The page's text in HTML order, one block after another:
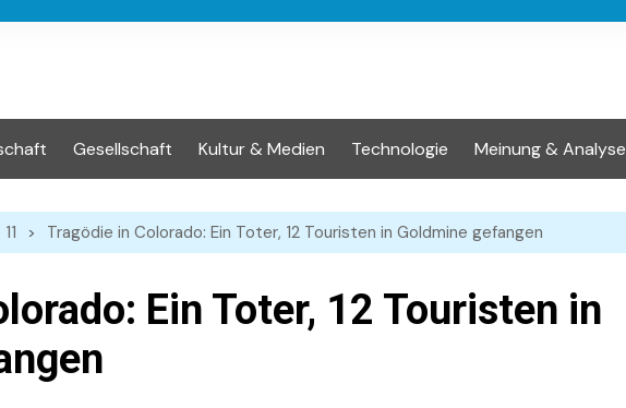
Gesellschaft Kultur & Medien Technologie Meinung & Analyse
11 Tragödie in Colorado: Ein Toter, 12 Touristen in Goldmine gefangen
Ein Toter, 12 Touristen in